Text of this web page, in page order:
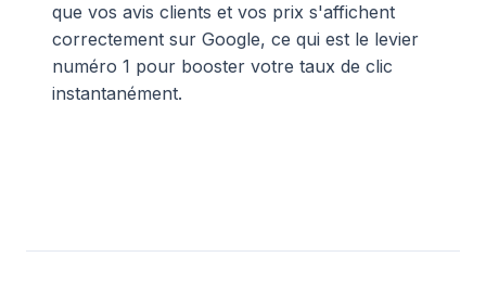
que vos avis clients et vos prix s'affichent
correctement sur Google, ce qui est le levier
numéro 1 pour booster votre taux de clic
instantanément.